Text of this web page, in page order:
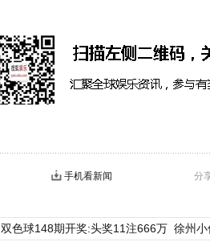
分
手机看新闻
双色球148期开奖:头奖11注666万 徐州